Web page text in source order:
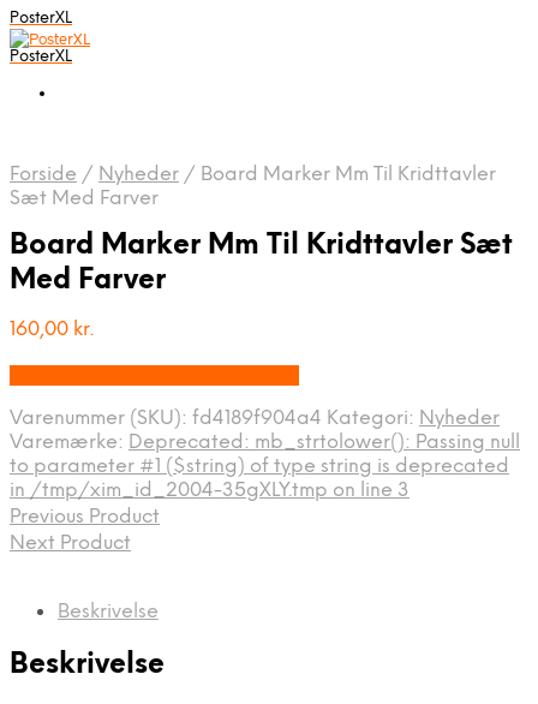
PosterXL
PosterXL
Forside / Nyheder / Board Marker Mm Til Kridttavler
Sæt Med Farver
Board Marker Mm Til Kridttavler Sæt
Med Farver
160,00 kr.
Varenummer (SKU): fd4189f904a4 Kategori: Nyheder
Varemærke: Deprecated: mb_strtolower(): Passing null
to parameter #1 ($string) of type string is deprecated
in /tmp/xim_id_2004-35gXLY.tmp on line 3
Previous Product
Next Product
Beskrivelse
Beskrivelse